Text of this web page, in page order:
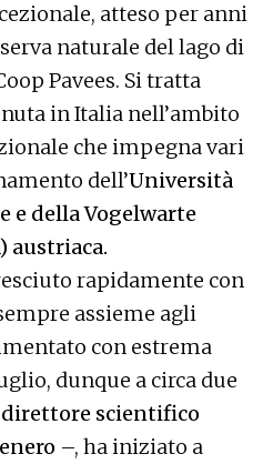
atteso per anni
naturale del lago di
Pavees. Si tratta
in Italia nell’ambito
che impegna vari
dell’Università
e della Vogelwarte
austriaca.
rapidamente con
assieme agli
con estrema
dunque a circa due
scientifico
–, ha iniziato a